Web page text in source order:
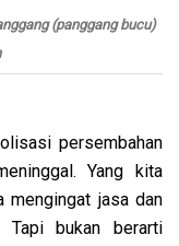
(panggang bucu)
persembahan
Yang kita
mengingat jasa dan
Tapi bukan berarti